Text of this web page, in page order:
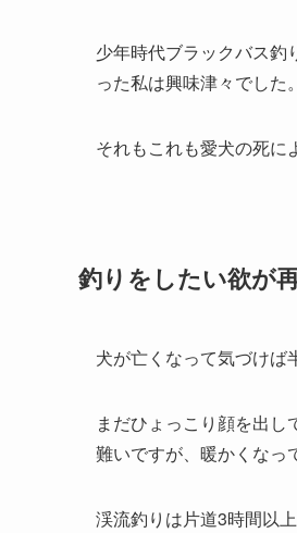
少年時代ブラックバス釣
った私は興味津々でした。
それもこれも愛犬の死に
釣りをしたい欲が
犬が亡くなって気づけば
まだひょっこり顔を出
難いですが、暖かくなっ
渓流釣りは片道3時間以